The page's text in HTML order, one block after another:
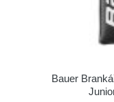
Bauer